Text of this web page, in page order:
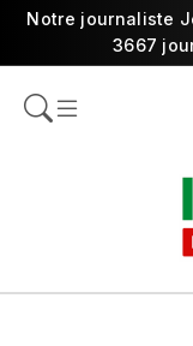
Notre journaliste
3667